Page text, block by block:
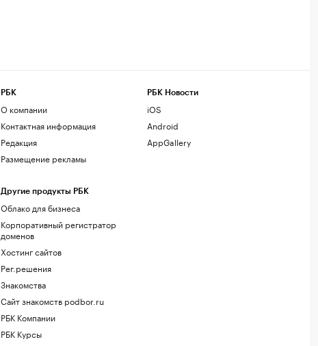
РБК
О компании
Контактная информация
Редакция
Размещение рекламы
Другие продукты РБК
Облако для бизнеса
Корпоративный регистратор
доменов
Хостинг сайтов
Рег.решения
Знакомства
Сайт знакомств podbor.ru
РБК Компании
РБК Курсы
РБК Новости
iOS
Android
AppGallery